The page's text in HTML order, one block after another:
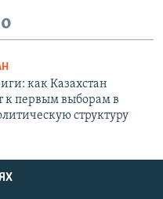
как Казахстан
к первым выборам в
структуру